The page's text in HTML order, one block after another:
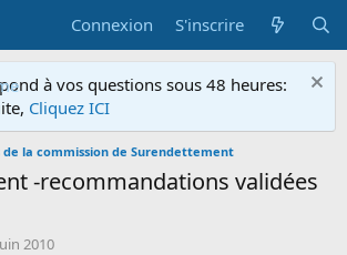
Connexion S'inscrire
à vos questions sous 48 heures:
Cliquez ICI
la commission de Surendettement
-recommandations validées
2010